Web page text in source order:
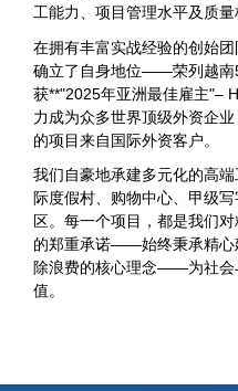
工能力、项目管理水平及质量
在拥有丰富实战经验的创始
确立了自身地位——荣列越南
获**"2025年亚洲最佳雇主"–
力成为众多世界顶级外资企
的项目来自国际外资客户。
我们自豪地承建多元化的高
际度假村、购物中心、甲级
区。每一个项目，都是我们
的郑重承诺——始终秉承精心
除浪费的核心理念——为社会
值。